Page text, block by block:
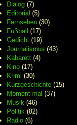
Dialog(7)
Editorial (5)
Fernsehen(30)
Fußball (17)
Gedicht(19)
Journalismus (43)
Kabarett(4)
Kino(17)
Krimi (30)
Kurzgeschichte(15)
Moment mal (37)
Musik(46)
Politik(82)
Radio(6)